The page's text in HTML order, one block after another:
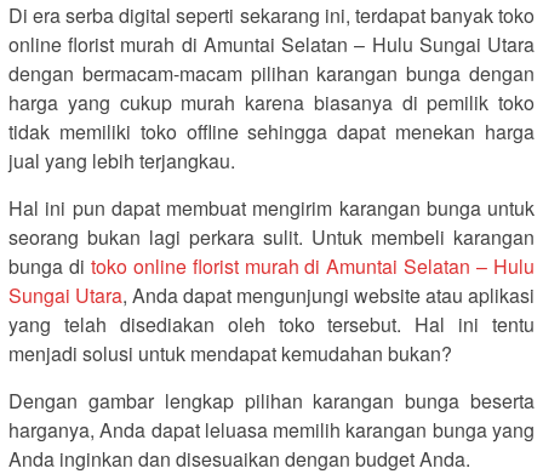
Di era serba digital seperti sekarang ini, terdapat banyak toko
online florist murah di Amuntai Selatan – Hulu Sungai Utara
dengan bermacam-macam pilihan karangan bunga dengan
harga yang cukup murah karena biasanya di pemilik toko
tidak memiliki toko offline sehingga dapat menekan harga
jual yang lebih terjangkau.
Hal ini pun dapat membuat mengirim karangan bunga untuk
seorang bukan lagi perkara sulit. Untuk membeli karangan
bunga di toko online florist murah di Amuntai Selatan – Hulu
Sungai Utara, Anda dapat mengunjungi website atau aplikasi
yang telah disediakan oleh toko tersebut. Hal ini tentu
menjadi solusi untuk mendapat kemudahan bukan?
Dengan gambar lengkap pilihan karangan bunga beserta
harganya, Anda dapat leluasa memilih karangan bunga yang
Anda inginkan dan disesuaikan dengan budget Anda.